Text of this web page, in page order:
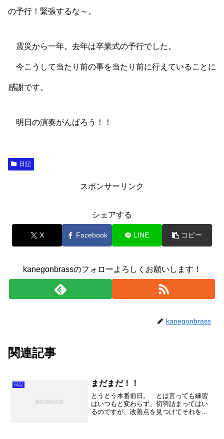
の予行！緊張するな～。
震災から一年。去年は卒業式の予行でした。
今こうして当たり前の事を当たり前に行えていることに
感謝です。
明日の演奏がんばろう！！
日記
スポンサーリンク
シェアする
X Facebook LINE コピー
kanegonbrassのフォローよろしくお願いします！
kanegonbrass
関連記事
日記 まだまだ！！
とうとう本番前日。 とは言っても練習
はいつもと変わらず。切羽詰まってはい
るのですが、改善点を見つけてそれをき